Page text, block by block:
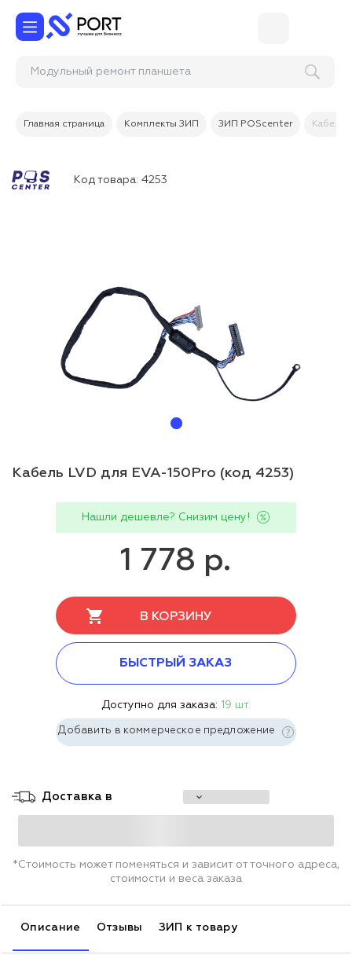
Модульный ремонт планшета
Главная страница Комплекты ЗИП ЗИП POScenter Кабель
Код товара: 4253
Кабель LVD для EVA-150Pro (код 4253)
Нашли дешевле? Снизим цену!
1 778 р.
В КОРЗИНУ
БЫСТРЫЙ ЗАКАЗ
Доступно для заказа: 19 шт.
Добавить в коммерческое предложение
Доставка в
*Стоимость может поменяться и зависит от точного адреса,
стоимости и веса заказа
Описание Отзывы ЗИП к товару